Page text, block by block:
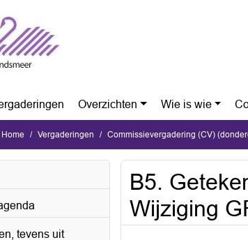
Overzichten Wie is wie
Home Vergaderingen Commissievergadering (CV)
tevens uit
B5.
Wijziging